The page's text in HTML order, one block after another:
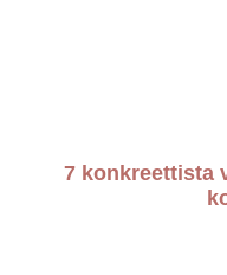
7 konkreettista